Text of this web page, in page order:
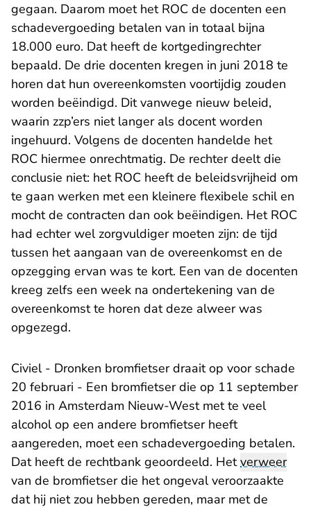
gegaan. Daarom moet het ROC de docenten een
schadevergoeding betalen van in totaal bijna
18.000 euro. Dat heeft de kortgedingrechter
bepaald. De drie docenten kregen in juni 2018 te
horen dat hun overeenkomsten voortijdig zouden
worden beëindigd. Dit vanwege nieuw beleid,
waarin zzp’ers niet langer als docent worden
ingehuurd. Volgens de docenten handelde het
ROC hiermee onrechtmatig. De rechter deelt die
conclusie niet: het ROC heeft de beleidsvrijheid om
te gaan werken met een kleinere flexibele schil en
mocht de contracten dan ook beëindigen. Het ROC
had echter wel zorgvuldiger moeten zijn: de tijd
tussen het aangaan van de overeenkomst en de
opzegging ervan was te kort. Een van de docenten
kreeg zelfs een week na ondertekening van de
overeenkomst te horen dat deze alweer was
opgezegd.
Civiel - Dronken bromfietser draait op voor schade
20 februari - Een bromfietser die op 11 september
2016 in Amsterdam Nieuw-West met te veel
alcohol op een andere bromfietser heeft
aangereden, moet een schadevergoeding betalen.
Dat heeft de rechtbank geoordeeld. Hetverweer
van de bromfietser die het ongeval veroorzaakte
dat hij niet zou hebben gereden, maar met de